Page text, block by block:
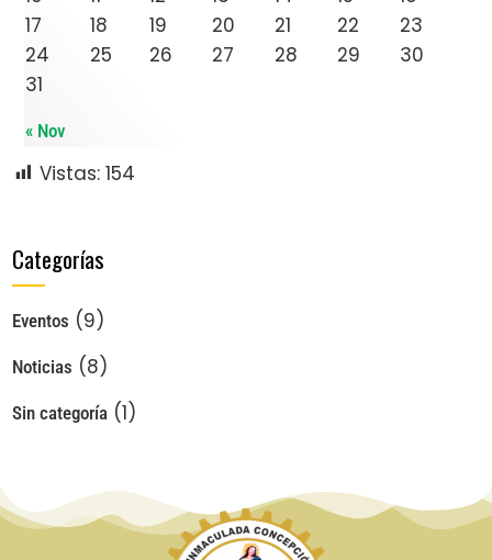
17
18 19 20 21 22
23
24
25 26 27 28 29
30
31
« Nov
Vistas: 154
Categorías
Eventos (9)
Noticias (8)
Sin categoría (1)